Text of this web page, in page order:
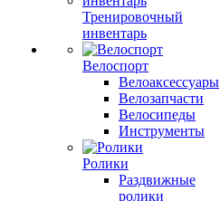
Тренировочный
инвентарь
Велоспорт
Велоаксессуары
Велозапчасти
Велосипеды
Инструменты
Ролики
Раздвижные
ролики